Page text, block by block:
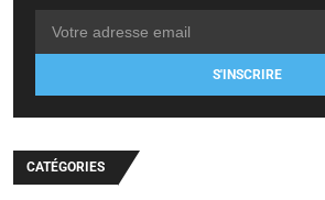
S'INSCRIRE
CATÉGORIES